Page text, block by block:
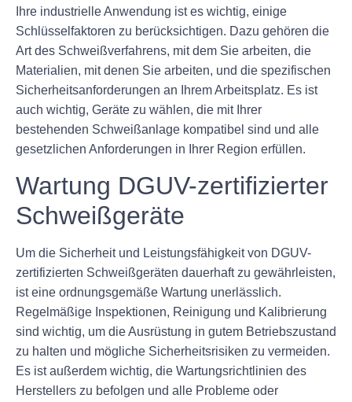
Ihre industrielle Anwendung ist es wichtig, einige
Schlüsselfaktoren zu berücksichtigen. Dazu gehören die
Art des Schweißverfahrens, mit dem Sie arbeiten, die
Materialien, mit denen Sie arbeiten, und die spezifischen
Sicherheitsanforderungen an Ihrem Arbeitsplatz. Es ist
auch wichtig, Geräte zu wählen, die mit Ihrer
bestehenden Schweißanlage kompatibel sind und alle
gesetzlichen Anforderungen in Ihrer Region erfüllen.
Wartung DGUV-zertifizierter
Schweißgeräte
Um die Sicherheit und Leistungsfähigkeit von DGUV-
zertifizierten Schweißgeräten dauerhaft zu gewährleisten,
ist eine ordnungsgemäße Wartung unerlässlich.
Regelmäßige Inspektionen, Reinigung und Kalibrierung
sind wichtig, um die Ausrüstung in gutem Betriebszustand
zu halten und mögliche Sicherheitsrisiken zu vermeiden.
Es ist außerdem wichtig, die Wartungsrichtlinien des
Herstellers zu befolgen und alle Probleme oder